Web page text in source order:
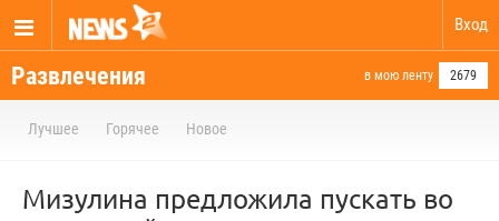
Вход
Развлечения в мою ленту 2679
Лучшее Горячее Новое
Мизулина предложила пускать во